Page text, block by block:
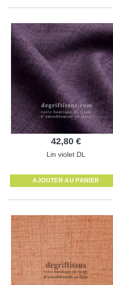
42,80 €
Lin violet DL
AJOUTER AU PANIER